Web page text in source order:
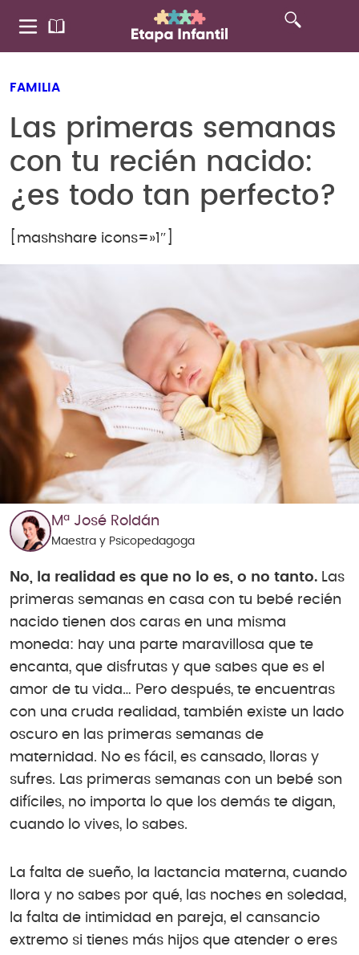
FAMILIA
Las primeras semanas
con tu recién nacido:
¿es todo tan perfecto?
[mashshare icons=»1″]
Mª José Roldán
Maestra y Psicopedagoga
No, la realidad es que no lo es, o no tanto. Las
primeras semanas en casa con tu bebé recién
nacido tienen dos caras en una misma
moneda: hay una parte maravillosa que te
encanta, que disfrutas y que sabes que es el
amor de tu vida… Pero después, te encuentras
con una cruda realidad, también existe un lado
oscuro en las primeras semanas de
maternidad. No es fácil, es cansado, lloras y
sufres. Las primeras semanas con un bebé son
difíciles, no importa lo que los demás te digan,
cuando lo vives, lo sabes.
La falta de sueño, la lactancia materna, cuando
llora y no sabes por qué, las noches en soledad,
la falta de intimidad en pareja, el cansancio
extremo si tienes más hijos que atender o eres